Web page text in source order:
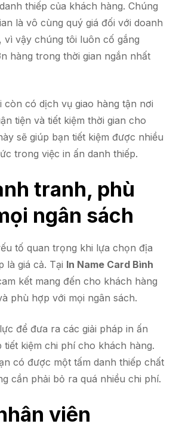
thiếp của khách hàng. Chúng
là vô cùng quý giá đối với doanh
vì vậy chúng tôi luôn cố gắng
hàng trong thời gian ngắn nhất
còn có dịch vụ giao hàng tận nơi
tiện và tiết kiệm thời gian cho
sẽ giúp bạn tiết kiệm được nhiều
trong việc in ấn danh thiếp.
tranh, phù
ngân sách
tố quan trọng khi lựa chọn địa
là giá cả. Tại In Name Card Bình
kết mang đến cho khách hàng
phù hợp với mọi ngân sách.
để đưa ra các giải pháp in ấn
tiết kiệm chi phí cho khách hàng.
có được một tấm danh thiếp chất
cần phải bỏ ra quá nhiều chi phí.
viên